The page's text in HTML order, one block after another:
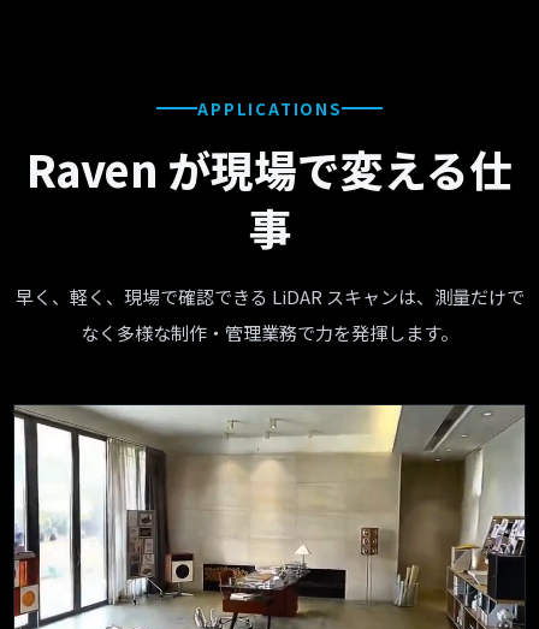
APPLICATIONS
Raven が現場で変える仕
事
早く、軽く、現場で確認できる LiDAR スキャンは、測量だけで
なく多様な制作・管理業務で力を発揮します。